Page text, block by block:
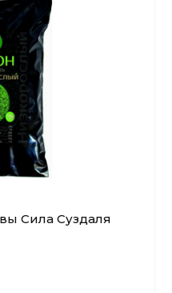
Сила Суздаля